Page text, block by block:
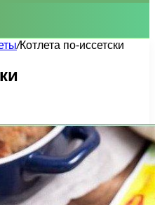
/Котлета по-иссетски